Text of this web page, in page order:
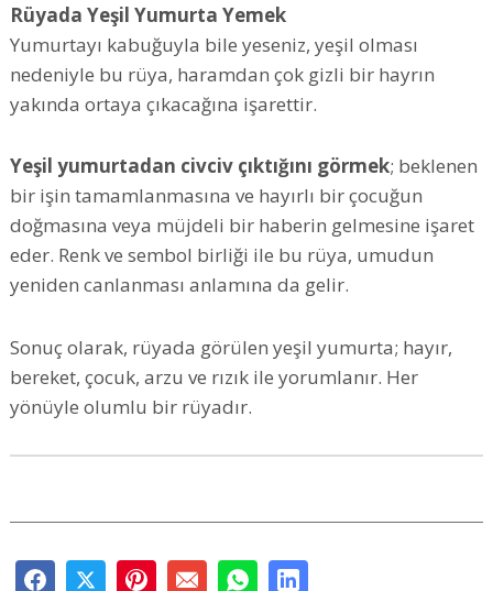
Rüyada Yeşil Yumurta Yemek
Yumurtayı kabuğuyla bile yeseniz, yeşil olması
nedeniyle bu rüya, haramdan çok gizli bir hayrın
yakında ortaya çıkacağına işarettir.
Yeşil yumurtadan civciv çıktığını görmek; beklenen
bir işin tamamlanmasına ve hayırlı bir çocuğun
doğmasına veya müjdeli bir haberin gelmesine işaret
eder. Renk ve sembol birliği ile bu rüya, umudun
yeniden canlanması anlamına da gelir.
Sonuç olarak, rüyada görülen yeşil yumurta; hayır,
bereket, çocuk, arzu ve rızık ile yorumlanır. Her
yönüyle olumlu bir rüyadır.